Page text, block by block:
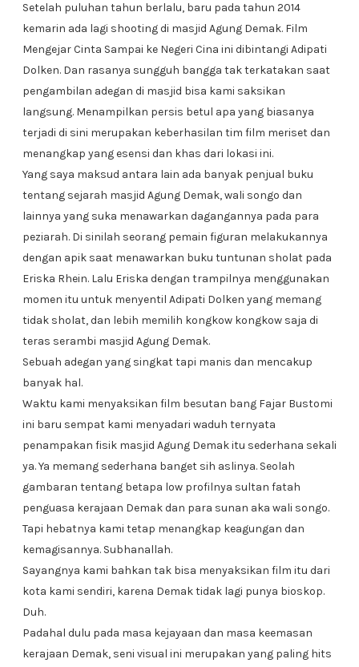
Setelah puluhan tahun berlalu, baru pada tahun 2014
kemarin ada lagi shooting di masjid Agung Demak. Film
Mengejar Cinta Sampai ke Negeri Cina ini dibintangi Adipati
Dolken. Dan rasanya sungguh bangga tak terkatakan saat
pengambilan adegan di masjid bisa kami saksikan
langsung. Menampilkan persis betul apa yang biasanya
terjadi di sini merupakan keberhasilan tim film meriset dan
menangkap yang esensi dan khas dari lokasi ini.
Yang saya maksud antara lain ada banyak penjual buku
tentang sejarah masjid Agung Demak, wali songo dan
lainnya yang suka menawarkan dagangannya pada para
peziarah. Di sinilah seorang pemain figuran melakukannya
dengan apik saat menawarkan buku tuntunan sholat pada
Eriska Rhein. Lalu Eriska dengan trampilnya menggunakan
momen itu untuk menyentil Adipati Dolken yang memang
tidak sholat, dan lebih memilih kongkow kongkow saja di
teras serambi masjid Agung Demak.
Sebuah adegan yang singkat tapi manis dan mencakup
banyak hal.
Waktu kami menyaksikan film besutan bang Fajar Bustomi
ini baru sempat kami menyadari waduh ternyata
penampakan fisik masjid Agung Demak itu sederhana sekali
ya. Ya memang sederhana banget sih aslinya. Seolah
gambaran tentang betapa low profilnya sultan fatah
penguasa kerajaan Demak dan para sunan aka wali songo.
Tapi hebatnya kami tetap menangkap keagungan dan
kemagisannya. Subhanallah.
Sayangnya kami bahkan tak bisa menyaksikan film itu dari
kota kami sendiri, karena Demak tidak lagi punya bioskop.
Duh.
Padahal dulu pada masa kejayaan dan masa keemasan
kerajaan Demak, seni visual ini merupakan yang paling hits